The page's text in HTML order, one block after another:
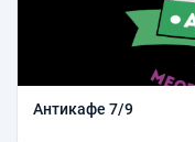
Антикафе 7/9